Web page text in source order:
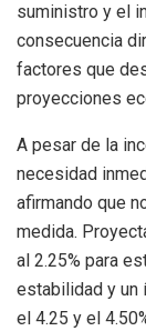
suministro y el
consecuencia
factores que
proyecciones
A pesar de la
necesidad
afirmando que
medida.
al 2.25% para
estabilidad y un
el 4.25 y el